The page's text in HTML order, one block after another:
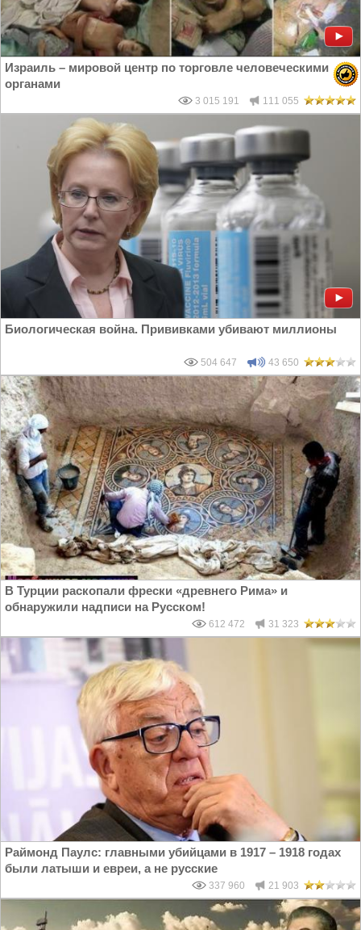
Израиль – мировой центр по торговле человеческими
органами
3 015 191 111 055
Биологическая война. Прививками убивают миллионы
504 647 43 650
В Турции раскопали фрески «древнего Рима» и
обнаружили надписи на Русском!
612 472 31 323
Раймонд Паулс: главными убийцами в 1917 – 1918 годах
были латыши и евреи, а не русские
337 960 21 903